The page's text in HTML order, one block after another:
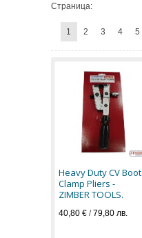
Страница:
1 2 3 4 5
Heavy Duty CV Boot
Clamp Pliers -
ZIMBER TOOLS.
40,80 € /79,80 лв.